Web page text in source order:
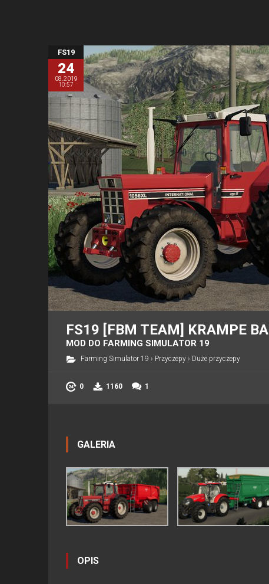
FS19
24
08.2019
10:57
FS19 [FBM TEAM] KRAMPE
MOD DO FARMING SIMULATOR 19
Farming Simulator 19 › Przyczepy › Duże przyczepy
0 1160 1
GALERIA
OPIS